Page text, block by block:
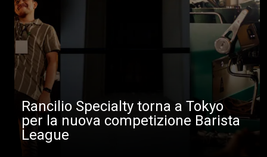
Rancilio Specialty torna a Tokyo
per la nuova competizione Barista
League